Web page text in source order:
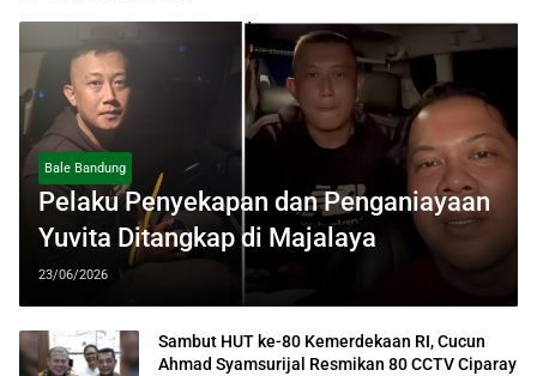
Bale Bandung
Pelaku Penyekapan dan Penganiayaan
Yuvita Ditangkap di Majalaya
23/06/2026
Sambut HUT ke-80 Kemerdekaan RI, Cucun
Ahmad Syamsurijal Resmikan 80 CCTV Ciparay